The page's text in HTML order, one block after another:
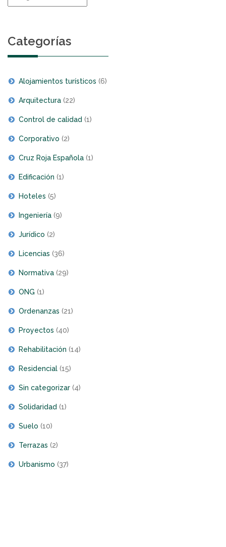
Categorías
Alojamientos turísticos (6)
Arquitectura (22)
Control de calidad (1)
Corporativo (2)
Cruz Roja Española (1)
Edificación (1)
Hoteles (5)
Ingeniería (9)
Jurídico (2)
Licencias (36)
Normativa (29)
ONG (1)
Ordenanzas (21)
Proyectos (40)
Rehabilitación (14)
Residencial (15)
Sin categorizar (4)
Solidaridad (1)
Suelo (10)
Terrazas (2)
Urbanismo (37)